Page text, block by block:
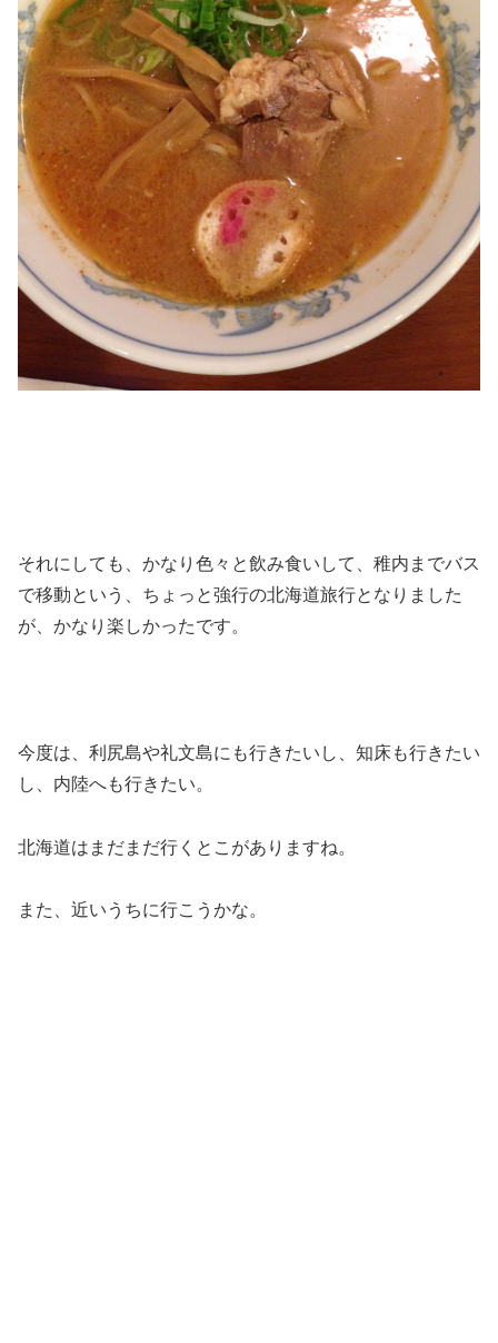
それにしても、かなり色々と飲み食いして、稚内までバス
で移動という、ちょっと強行の北海道旅行となりました
が、かなり楽しかったです。
今度は、利尻島や礼文島にも行きたいし、知床も行きたい
し、内陸へも行きたい。
北海道はまだまだ行くとこがありますね。
また、近いうちに行こうかな。